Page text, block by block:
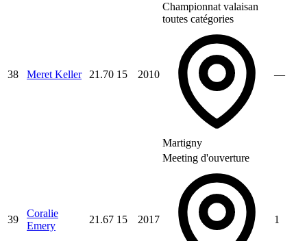
38 Meret Keller 21.70 15 2010
Championnat valaisan
toutes catégories
Martigny
—
39
Coralie
Emery
21.67 15 2017
Meeting d'ouverture
1